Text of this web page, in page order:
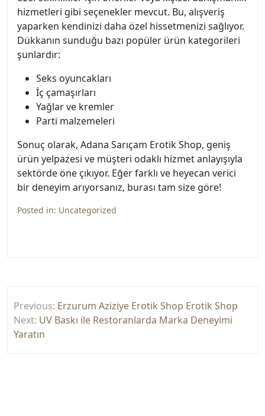
hizmetleri gibi seçenekler mevcut. Bu, alışveriş
yaparken kendinizi daha özel hissetmenizi sağlıyor.
Dükkanın sunduğu bazı popüler ürün kategorileri
şunlardır:
Seks oyuncakları
İç çamaşırları
Yağlar ve kremler
Parti malzemeleri
Sonuç olarak, Adana Sarıçam Erotik Shop, geniş
ürün yelpazesi ve müşteri odaklı hizmet anlayışıyla
sektörde öne çıkıyor. Eğer farklı ve heyecan verici
bir deneyim arıyorsanız, burası tam size göre!
Posted in: Uncategorized
gezinmesi
Previous: Erzurum Aziziye Erotik Shop Erotik Shop
Next: UV Baskı ile Restoranlarda Marka Deneyimi
Yaratın